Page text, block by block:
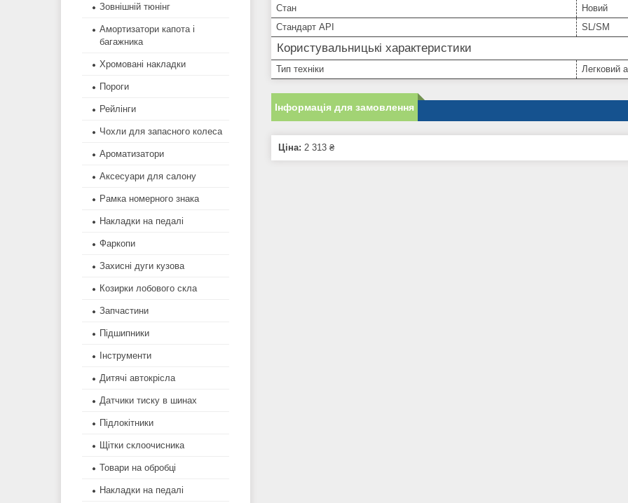
Стан
Новий
Стандарт API
SL/SM
Користувальницькі характеристики
Тип техніки Легковий
Інформація для замовлення
Ціна: 2 313 ₴
Зовнішній тюнінг
Амортизатори капота і
багажника
Хромовані накладки
Пороги
Рейлінги
Чохли для запасного колеса
Ароматизатори
Аксесуари для салону
Рамка номерного знака
Накладки на педалі
Фаркопи
Захисні дуги кузова
Козирки лобового скла
Запчастини
Підшипники
Інструменти
Дитячі автокрісла
Датчики тиску в шинах
Підлокітники
Щітки склоочисника
Товари на обробці
Накладки на педалі